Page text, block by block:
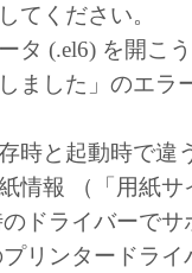
めに適当である
本ソフトウェア
ェアに関してい
ーケティングジ
ンサーは、本ソ
生ずる直接的ま
てください。
タ (.el6) を開こ
ました」のエラ
時と起動時で違
情報 （「用紙
ドライバーでサ
プリンタードラ